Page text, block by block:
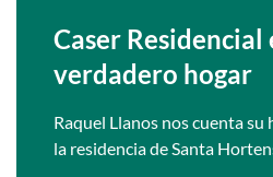
Caser Residencial
verdadero hogar
Raquel Llanos nos cuenta
la residencia de Santa